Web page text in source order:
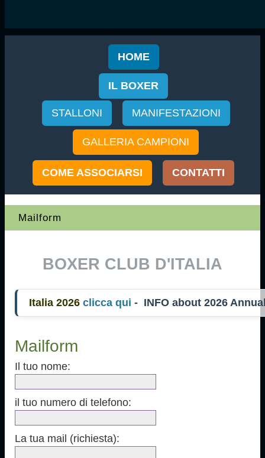
HOME
IL BOXER
STALLONI MANIFESTAZIONI
GALLERIA CAMPIONI
COME ASSOCIARSI CONTATTI
Mailform
BOXER CLUB D'ITALIA
alia 2026 clicca qui- INFO about 2026 Annual
Mailform
Il tuo nome:
il tuo numero di telefono:
La tua mail (richiesta):